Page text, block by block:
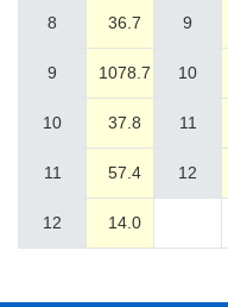
8 36.7 9
9 1078.7 10
10 37.8 11
11 57.4 12
12 14.0